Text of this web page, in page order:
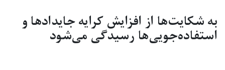
به شکایت‌ها از افزایش کرایه جایدادها و
استفاده‌جویی‌ها رسیدگی می‌شود